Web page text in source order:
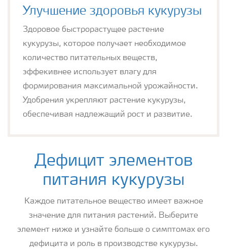
Улучшение здоровья кукурузы
Здоровое быстрорастущее растение
кукурузы, которое получает необходимое
количество питательных веществ,
эффекивнее использует влагу для
формирования максимальной урожайности.
Удобрения укрепляют растение кукурузы,
обеспечивая надлежащий рост и развитие.
Дефицит элементов
питания кукурузы
Каждое питательное вещество имеет важное
значение для питания растений. Выберите
элемент ниже и узнайте больше о симптомах его
дефицита и роль в производстве кукурузы.